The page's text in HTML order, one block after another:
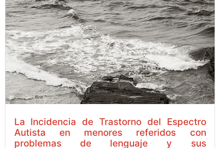
La Incidencia de Trastorno del Espectro
Autista en menores referidos con
problemas de lenguaje y sus